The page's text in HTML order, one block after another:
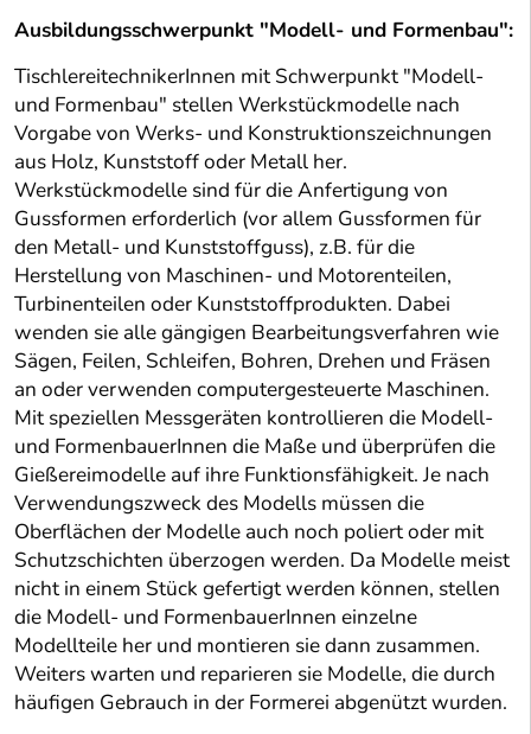
Ausbildungsschwerpunkt "Modell- und Formenbau":
TischlereitechnikerInnen mit Schwerpunkt "Modell-
und Formenbau" stellen Werkstückmodelle nach
Vorgabe von Werks- und Konstruktionszeichnungen
aus Holz, Kunststoff oder Metall her.
Werkstückmodelle sind für die Anfertigung von
Gussformen erforderlich (vor allem Gussformen für
den Metall- und Kunststoffguss), z.B. für die
Herstellung von Maschinen- und Motorenteilen,
Turbinenteilen oder Kunststoffprodukten. Dabei
wenden sie alle gängigen Bearbeitungsverfahren wie
Sägen, Feilen, Schleifen, Bohren, Drehen und Fräsen
an oder verwenden computergesteuerte Maschinen.
Mit speziellen Messgeräten kontrollieren die Modell-
und FormenbauerInnen die Maße und überprüfen die
Gießereimodelle auf ihre Funktionsfähigkeit. Je nach
Verwendungszweck des Modells müssen die
Oberflächen der Modelle auch noch poliert oder mit
Schutzschichten überzogen werden. Da Modelle meist
nicht in einem Stück gefertigt werden können, stellen
die Modell- und FormenbauerInnen einzelne
Modellteile her und montieren sie dann zusammen.
Weiters warten und reparieren sie Modelle, die durch
häufigen Gebrauch in der Formerei abgenützt wurden.